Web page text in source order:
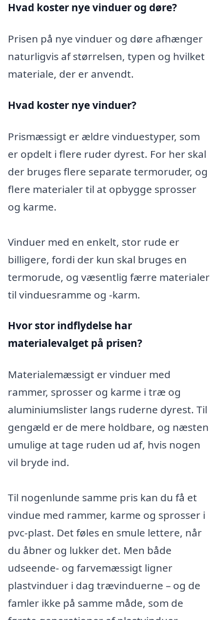
Hvad koster nye vinduer og døre?
Prisen på nye vinduer og døre afhænger
naturligvis af størrelsen, typen og hvilket
materiale, der er anvendt.
Hvad koster nye vinduer?
Prismæssigt er ældre vinduestyper, som
er opdelt i flere ruder dyrest. For her skal
der bruges flere separate termoruder, og
flere materialer til at opbygge sprosser
og karme.
Vinduer med en enkelt, stor rude er
billigere, fordi der kun skal bruges en
termorude, og væsentlig færre materialer
til vinduesramme og -karm.
Hvor stor indflydelse har
materialevalget på prisen?
Materialemæssigt er vinduer med
rammer, sprosser og karme i træ og
aluminiumslister langs ruderne dyrest. Til
gengæld er de mere holdbare, og næsten
umulige at tage ruden ud af, hvis nogen
vil bryde ind.
Til nogenlunde samme pris kan du få et
vindue med rammer, karme og sprosser i
pvc-plast. Det føles en smule lettere, når
du åbner og lukker det. Men både
udseende- og farvemæssigt ligner
plastvinduer i dag trævinduerne – og de
famler ikke på samme måde, som de